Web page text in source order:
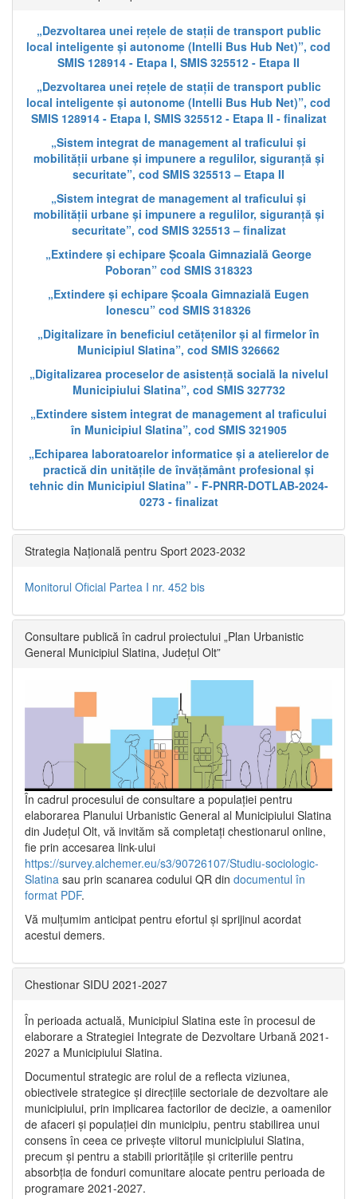
„Dezvoltarea unei rețele de stații de transport public
local inteligente și autonome (Intelli Bus Hub Net)”, cod
SMIS 128914 - Etapa I, SMIS 325512 - Etapa II
„Dezvoltarea unei rețele de stații de transport public
local inteligente și autonome (Intelli Bus Hub Net)”, cod
SMIS 128914 - Etapa I, SMIS 325512 - Etapa II - finalizat
„Sistem integrat de management al traficului și
mobilității urbane și impunere a regulilor, siguranță și
securitate”, cod SMIS 325513 – Etapa II
„Sistem integrat de management al traficului și
mobilității urbane și impunere a regulilor, siguranță și
securitate”, cod SMIS 325513 – finalizat
„Extindere și echipare Școala Gimnazială George
Poboran” cod SMIS 318323
„Extindere și echipare Școala Gimnazială Eugen
Ionescu” cod SMIS 318326
„Digitalizare în beneficiul cetățenilor și al firmelor în
Municipiul Slatina”, cod SMIS 326662
„Digitalizarea proceselor de asistență socială la nivelul
Municipiului Slatina”, cod SMIS 327732
„Extindere sistem integrat de management al traficului
în Municipiul Slatina”, cod SMIS 321905
„Echiparea laboratoarelor informatice și a atelierelor de
practică din unitățile de învățământ profesional și
tehnic din Municipiul Slatina” - F-PNRR-DOTLAB-2024-
0273 - finalizat
Strategia Națională pentru Sport 2023-2032
Monitorul Oficial Partea I nr. 452 bis
Consultare publică în cadrul proiectului „Plan Urbanistic
General Municipiul Slatina, Județul Olt”
În cadrul procesului de consultare a populaţiei pentru
elaborarea Planului Urbanistic General al Municipiului Slatina
din Județul Olt, vă invităm să completați chestionarul online,
fie prin accesarea link-ului
https://survey.alchemer.eu/s3/90726107/Studiu-sociologic-
Slatina sau prin scanarea codului QR din documentul în
format PDF.
Vă mulţumim anticipat pentru efortul şi sprijinul acordat
acestui demers.
Chestionar SIDU 2021-2027
În perioada actuală, Municipiul Slatina este în procesul de
elaborare a Strategiei Integrate de Dezvoltare Urbană 2021‐
2027 a Municipiului Slatina.
Documentul strategic are rolul de a reflecta viziunea,
obiectivele strategice și direcțiile sectoriale de dezvoltare ale
municipiului, prin implicarea factorilor de decizie, a oamenilor
de afaceri și populației din municipiu, pentru stabilirea unui
consens în ceea ce privește viitorul municipiului Slatina,
precum și pentru a stabili prioritățile și criteriile pentru
absorbția de fonduri comunitare alocate pentru perioada de
programare 2021-2027.